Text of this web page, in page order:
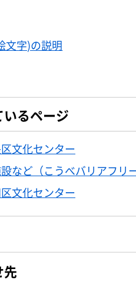
文字)の説明
るページ
文化センター
など（こうべバリアフリ
文化センター
先